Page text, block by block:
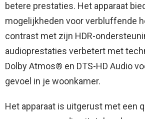
betere prestaties. Het apparaat
mogelijkheden voor verbluffende
contrast met zijn HDR-
audioprestaties verbetert met
Dolby Atmos® en DTS-HD Audio
gevoel in je woonkamer.
Het apparaat is uitgerust met een